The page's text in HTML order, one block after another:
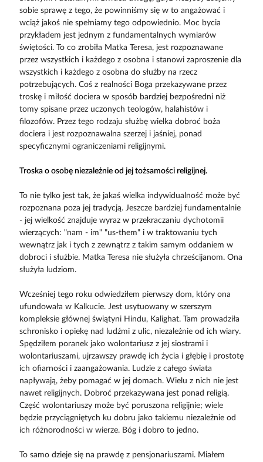
sobie sprawę z tego, że powinniśmy się w to angażować i
wciąż jakoś nie spełniamy tego odpowiednio. Moc bycia
przykładem jest jednym z fundamentalnych wymiarów
świętości. To co zrobiła Matka Teresa, jest rozpoznawane
przez wszystkich i każdego z osobna i stanowi zaproszenie dla
wszystkich i każdego z osobna do służby na rzecz
potrzebujących. Coś z realności Boga przekazywane przez
troskę i miłość dociera w sposób bardziej bezpośredni niż
tomy spisane przez uczonych teologów, halahistów i
filozofów. Przez tego rodzaju służbę wielka dobroć boża
dociera i jest rozpoznawalna szerzej i jaśniej, ponad
specyficznymi ograniczeniami religijnymi.
Troska o osobę niezależnie od jej tożsamości religijnej.
To nie tylko jest tak, że jakaś wielka indywidualność może być
rozpoznana poza jej tradycją. Jeszcze bardziej fundamentalnie
- jej wielkość znajduje wyraz w przekraczaniu dychotomii
wierzących: "nam - im" "us-them" i w traktowaniu tych
wewnątrz jak i tych z zewnątrz z takim samym oddaniem w
dobroci i służbie. Matka Teresa nie służyła chrześcijanom. Ona
służyła ludziom.
Wcześniej tego roku odwiedziłem pierwszy dom, który ona
ufundowała w Kalkucie. Jest usytuowany w szerszym
kompleksie głównej świątyni Hindu, Kalighat. Tam prowadziła
schronisko i opiekę nad ludźmi z ulic, niezależnie od ich wiary.
Spędziłem poranek jako wolontariusz z jej siostrami i
wolontariuszami, ujrzawszy prawdę ich życia i głębię i prostotę
ich ofiarności i zaangażowania. Ludzie z całego świata
napływają, żeby pomagać w jej domach. Wielu z nich nie jest
nawet religijnych. Dobroć przekazywana jest ponad religią.
Część wolontariuszy może być poruszona religijnie; wiele
będzie przyciągniętych ku dobru jako takiemu niezależnie od
ich różnorodności w wierze. Bóg i dobro to jedno.
To samo dzieje się na prawdę z pensjonariuszami. Miałem